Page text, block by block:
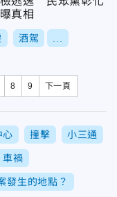
真相
酒駕
8 9 下一頁
心 撞擊 小三通
車禍
發生的地點？